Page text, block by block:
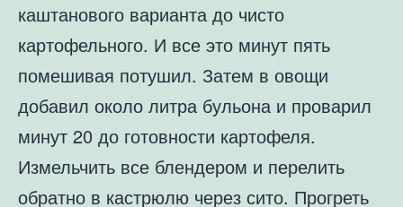
каштанового варианта до чисто
картофельного. И все это минут пять
помешивая потушил. Затем в овощи
добавил около литра бульона и проварил
минут 20 до готовности картофеля.
Измельчить все блендером и перелить
обратно в кастрюлю через сито. Прогреть